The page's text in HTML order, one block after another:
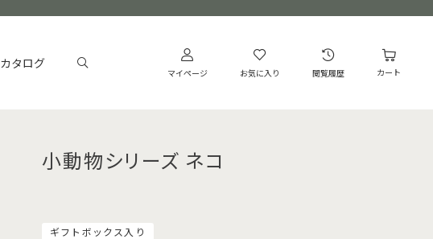
カタログ
マイページ お気に入り 閲覧履歴 カート
小動物シリーズ ネコ
ギフトボックス入り